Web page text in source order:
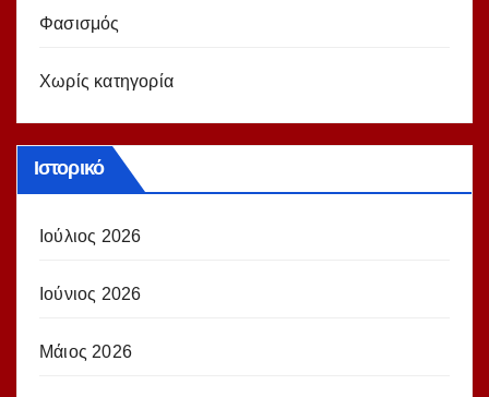
Φασισμός
Χωρίς κατηγορία
Ιστορικό
Ιούλιος 2026
Ιούνιος 2026
Μάιος 2026